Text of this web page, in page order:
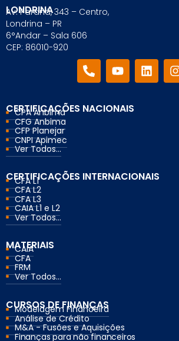
LONDRINA
Av. Paraná, 343 – Centro,
Londrina – PR
6°Andar – Sala 606
CEP: 86010-920
CERTIFICAÇÕES NACIONAIS
CPA Anbima
CFG Anbima
CFP Planejar
CNPI Apimec
Ver Todos...
CERTIFICAÇÕES INTERNACIONAIS
CFA L1
CFA L2
CFA L3
CAIA L1 e L2
Ver Todos...
MATERIAIS
CAIA
CFA
FRM
Ver Todos...
CURSOS DE FINANÇAS
Modelagem Financeira
Análise de Crédito
M&A - Fusões e Aquisições
Finanças para não financeiros